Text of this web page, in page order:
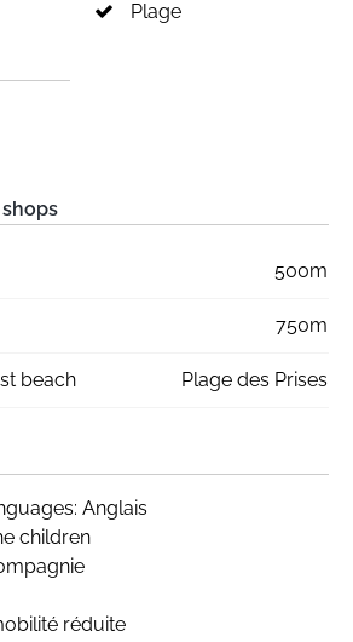
Plage
500m
750m
beach Plage des Prises
Anglais
children
réduite